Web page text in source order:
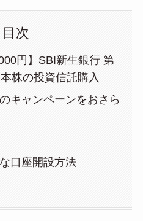
目次
円】SBI新生銀行 第
株の投資信託購入
キャンペーンをおさら
口座開設方法